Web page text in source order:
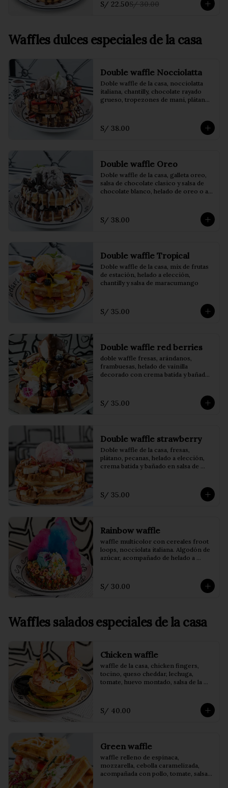
S/ 22.50S/ 30.00
Waffles dulces especiales de la casa
Double waffle Nocciolatta
Doble waffle de la casa, nocciolatta
italiana, chantilly, chocolate rayado
grueso, tropezones de mani, plátano
S/ 38.00
Double waffle Oreo
Doble waffle de la casa, galleta oreo,
salsa de chocolate clasico y salsa de
chocolate blanco, helado de oreo o a
S/ 38.00
Double waffle Tropical
Doble waffle de la casa, mix de frutas
de estación, helado a elección,
chantilly y salsa de maracumango
S/ 35.00
Double waffle red berries
doble waffle fresas, arándanos,
frambuesas, helado de vainilla
decorado con crema batida y bañado
S/ 35.00
Double waffle strawberry
Doble waffle de la casa, fresas,
plátano, pecanas, helado a elección,
crema batida y bañado en salsa de
S/ 35.00
Rainbow waffle
waffle multicolor con cereales froot
loops, nocciolata italiana. Algodón de
azúcar, acompañado de helado a
S/ 30.00
Waffles salados especiales de la casa
Chicken waffle
waffle de la casa, chicken fingers,
tocino, queso cheddar, lechuga,
tomate, huevo montado, salsa de la
S/ 40.00
Green waffle
waffle relleno de espinaca,
mozzarella, cebolla caramelizada,
acompañada con pollo, tomate, salsa